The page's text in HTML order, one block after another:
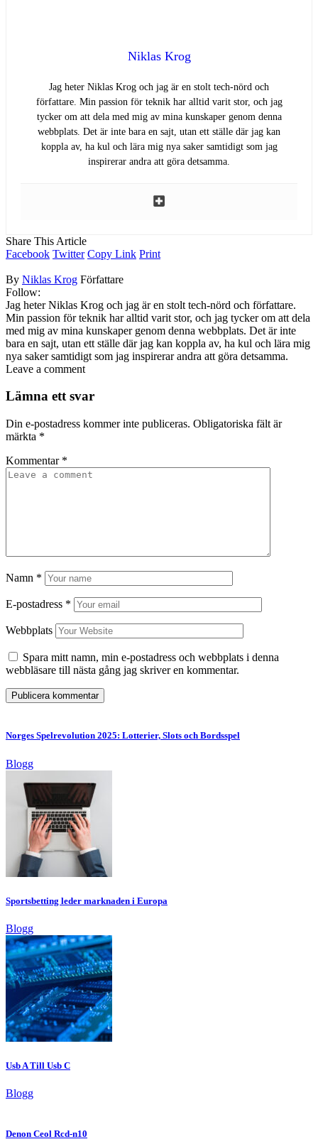
Niklas Krog
Jag heter Niklas Krog och jag är en stolt tech-nörd och
författare. Min passion för teknik har alltid varit stor, och jag
tycker om att dela med mig av mina kunskaper genom denna
webbplats. Det är inte bara en sajt, utan ett ställe där jag kan
koppla av, ha kul och lära mig nya saker samtidigt som jag
inspirerar andra att göra detsamma.
Share This Article
Facebook Twitter Copy Link Print
By Niklas Krog Författare
Follow:
Jag heter Niklas Krog och jag är en stolt tech-nörd och författare.
Min passion för teknik har alltid varit stor, och jag tycker om att dela
med mig av mina kunskaper genom denna webbplats. Det är inte
bara en sajt, utan ett ställe där jag kan koppla av, ha kul och lära mig
nya saker samtidigt som jag inspirerar andra att göra detsamma.
Leave a comment
Lämna ett svar
Din e-postadress kommer inte publiceras. Obligatoriska fält är
märkta *
Kommentar *
Namn *
E-postadress *
Webbplats
Spara mitt namn, min e-postadress och webbplats i denna
webbläsare till nästa gång jag skriver en kommentar.
Norges Spelrevolution 2025: Lotterier, Slots och Bordsspel
Blogg
Sportsbetting leder marknaden i Europa
Blogg
Usb A Till Usb C
Blogg
Denon Ceol Rcd-n10